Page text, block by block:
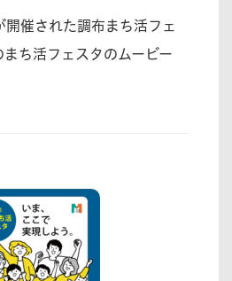
催された調布まち活フェ
まち活フェスタのムービー